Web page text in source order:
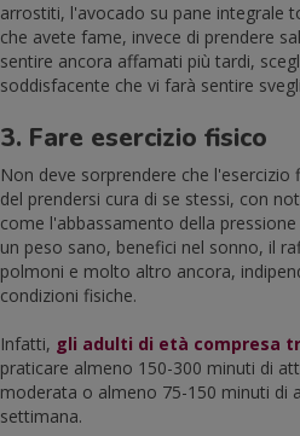
arrostiti, l'avocado su pane integrale
che avete fame, invece di prendere
sentire ancora affamati più tardi,
soddisfacente che vi farà sentire
3. Fare esercizio fisico
Non deve sorprendere che
del prendersi cura di se stessi, con
come l'abbassamento della
un peso sano, benefici nel sonno, il
polmoni e molto altro ancora,
condizioni fisiche.
Infatti, gli adulti di età compresa
praticare almeno 150-300 minuti di
moderata o almeno 75-150 minuti di
settimana.